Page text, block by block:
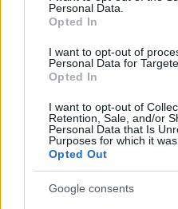
Personal Data.
Opted In
I want to opt-out of
Personal Data for
Opted In
I want to opt-out of
Retention, Sale, and/or
Personal Data that Is
Purposes for which it was
Opted Out
Google consents
Aršo zodiaka
nestrīdēties: viņi
Masksatsakās no
nesaskaņas
Astroloģe
nosliece uz
cilvēkiem